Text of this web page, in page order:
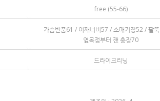
free (55-66)
가슴반품61 / 어깨너비57 / 소매기장52 / 팔
옆목점부터 잰 총장70
드라이크리닝